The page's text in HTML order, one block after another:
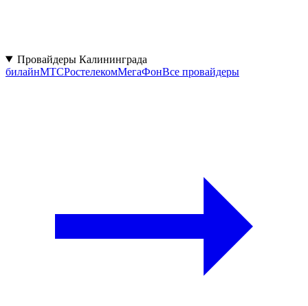
Провайдеры Калининграда
билайнМТСРостелекомМегаФонВсе провайдеры